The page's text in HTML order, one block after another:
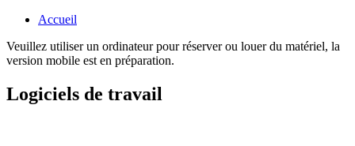
Accueil
Veuillez utiliser un ordinateur pour réserver ou louer du matériel, la
version mobile est en préparation.
Logiciels de travail